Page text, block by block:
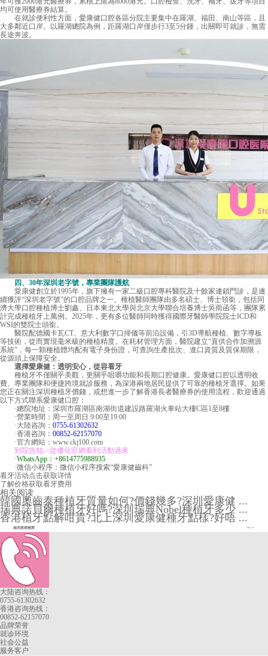
均可使用醫療券結算。
在就診便利性方面，愛康健口腔各區分院主要集中在羅湖、福田、南山等區，且
大多鄰近口岸。以羅湖總院為例，距羅湖口岸僅步行3至5分鍾，出關即可就診，無需
長途奔波。
四、30年深圳老字號，專業團隊護航
愛康健創立於1995年，旗下擁有一家二級口腔專科醫院及十餘家連鎖門診，是連
續獲評“深圳老字號”的口腔品牌之一。種植醫師團隊由多名碩士、博士領銜，包括同
濟大學口腔種植博士劉鑫、日本東北大學與北京大學聯合培養博士吳雨函等，團隊累
計完成種植牙上萬例。2025年，更有多位醫師同時獲得國際牙醫師學院院士ICD和
WSI的雙院士頭銜。
醫院配德國卡瓦CT、意大利數字口掃儀等前沿設備，引3D導航種植、數字導板
等技術，從而實現毫米級的種植精度。在耗材管理方面，醫院建立“直供合作加溯源
系統”，每一顆種植體均配有電子身份證，可查詢生產批次、進口資質及質保期限，
從源頭上保障安全。
選擇愛康健：透明安心，從容看牙
種植牙不僅關乎美觀，更關乎咀嚼功能和長期口腔健康。愛康健口腔以透明收
費、專業團隊和便捷跨境就診服務，為深港兩地居民提供了可靠的種植牙選擇。如果
您正在關注深圳種植牙價錢，或想進一步了解香港長者醫療券的使用流程，歡迎通過
以下方式聯系愛康健口腔：
·總院地址：深圳市羅湖區南湖街道建設路羅湖火車站大樓C區1至8樓
·營業時間：周一至周日 9:00至19:00
·大陸咨詢： 0755-61302632
·香港咨詢： 00852-62157070
·官方網站：www.ckj100.com
到院告知->從優化官網看到活動過來
·WhatsApp：+8614775988935
·微信小程序：微信小程序搜索“愛康健齒科”
看牙活动点击获取详情
了解价格获取看牙费用
相关阅读
韓國奧齒泰種植牙質量如何?價錢幾多?深圳愛康健 ...
瑞典諾貝爾種植牙好嗎?深圳瑞典Nobel種植牙多少 ...
香港植牙點解咁貴?北上深圳愛康健種牙點樣?好唔 ...
相关医师推荐 More+
大陆咨询热线：
0755-61302632
香港咨询热线：
00852-62157070
品牌荣誉
就诊环境
社会公益
服务客户